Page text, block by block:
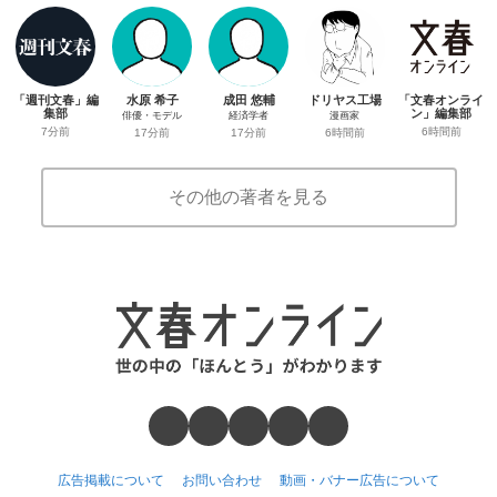
「週刊文春」編
集部
7分前
水原 希子
俳優・モデル
17分前
成田 悠輔
経済学者
17分前
ドリヤス工場
漫画家
6時間前
「文春オンライ
ン」編集部
6時間前
その他の著者を見る
広告掲載について お問い合わせ 動画・バナー広告について